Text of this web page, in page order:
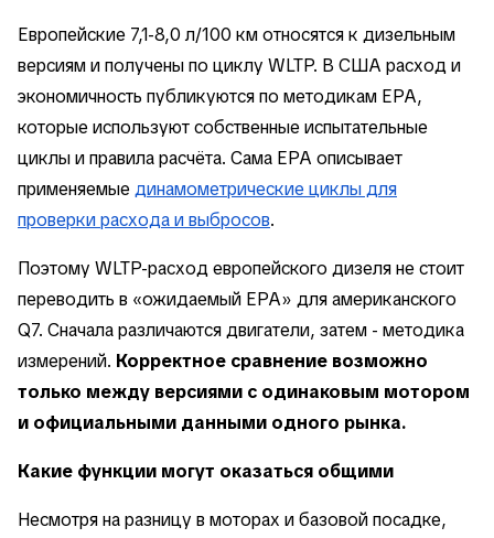
Европейские 7,1-8,0 л/100 км относятся к дизельным
версиям и получены по циклу WLTP. В США расход и
экономичность публикуются по методикам EPA,
которые используют собственные испытательные
циклы и правила расчёта. Сама EPA описывает
применяемыединамометрические циклы для
проверки расхода и выбросов.
Поэтому WLTP-расход европейского дизеля не стоит
переводить в «ожидаемый EPA» для американского
Q7. Сначала различаются двигатели, затем - методика
измерений. Корректное сравнение возможно
только между версиями с одинаковым мотором
и официальными данными одного рынка.
Какие функции могут оказаться общими
Несмотря на разницу в моторах и базовой посадке,